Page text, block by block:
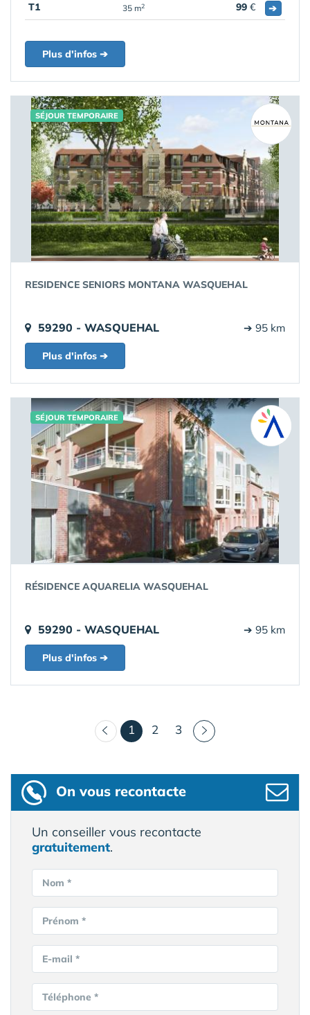
T1 35 m2 99 € ➔
Plus d'infos ➔
SÉJOUR TEMPORAIRE
RESIDENCE SENIORS MONTANA WASQUEHAL
59290 - WASQUEHAL ➔ 95 km
Plus d'infos ➔
SÉJOUR TEMPORAIRE
RÉSIDENCE AQUARELIA WASQUEHAL
59290 - WASQUEHAL ➔ 95 km
Plus d'infos ➔
1 (courant)
2 3
On vous recontacte
Un conseiller vous recontacte
gratuitement.
Nom *
Prénom *
E-mail *
Téléphone *